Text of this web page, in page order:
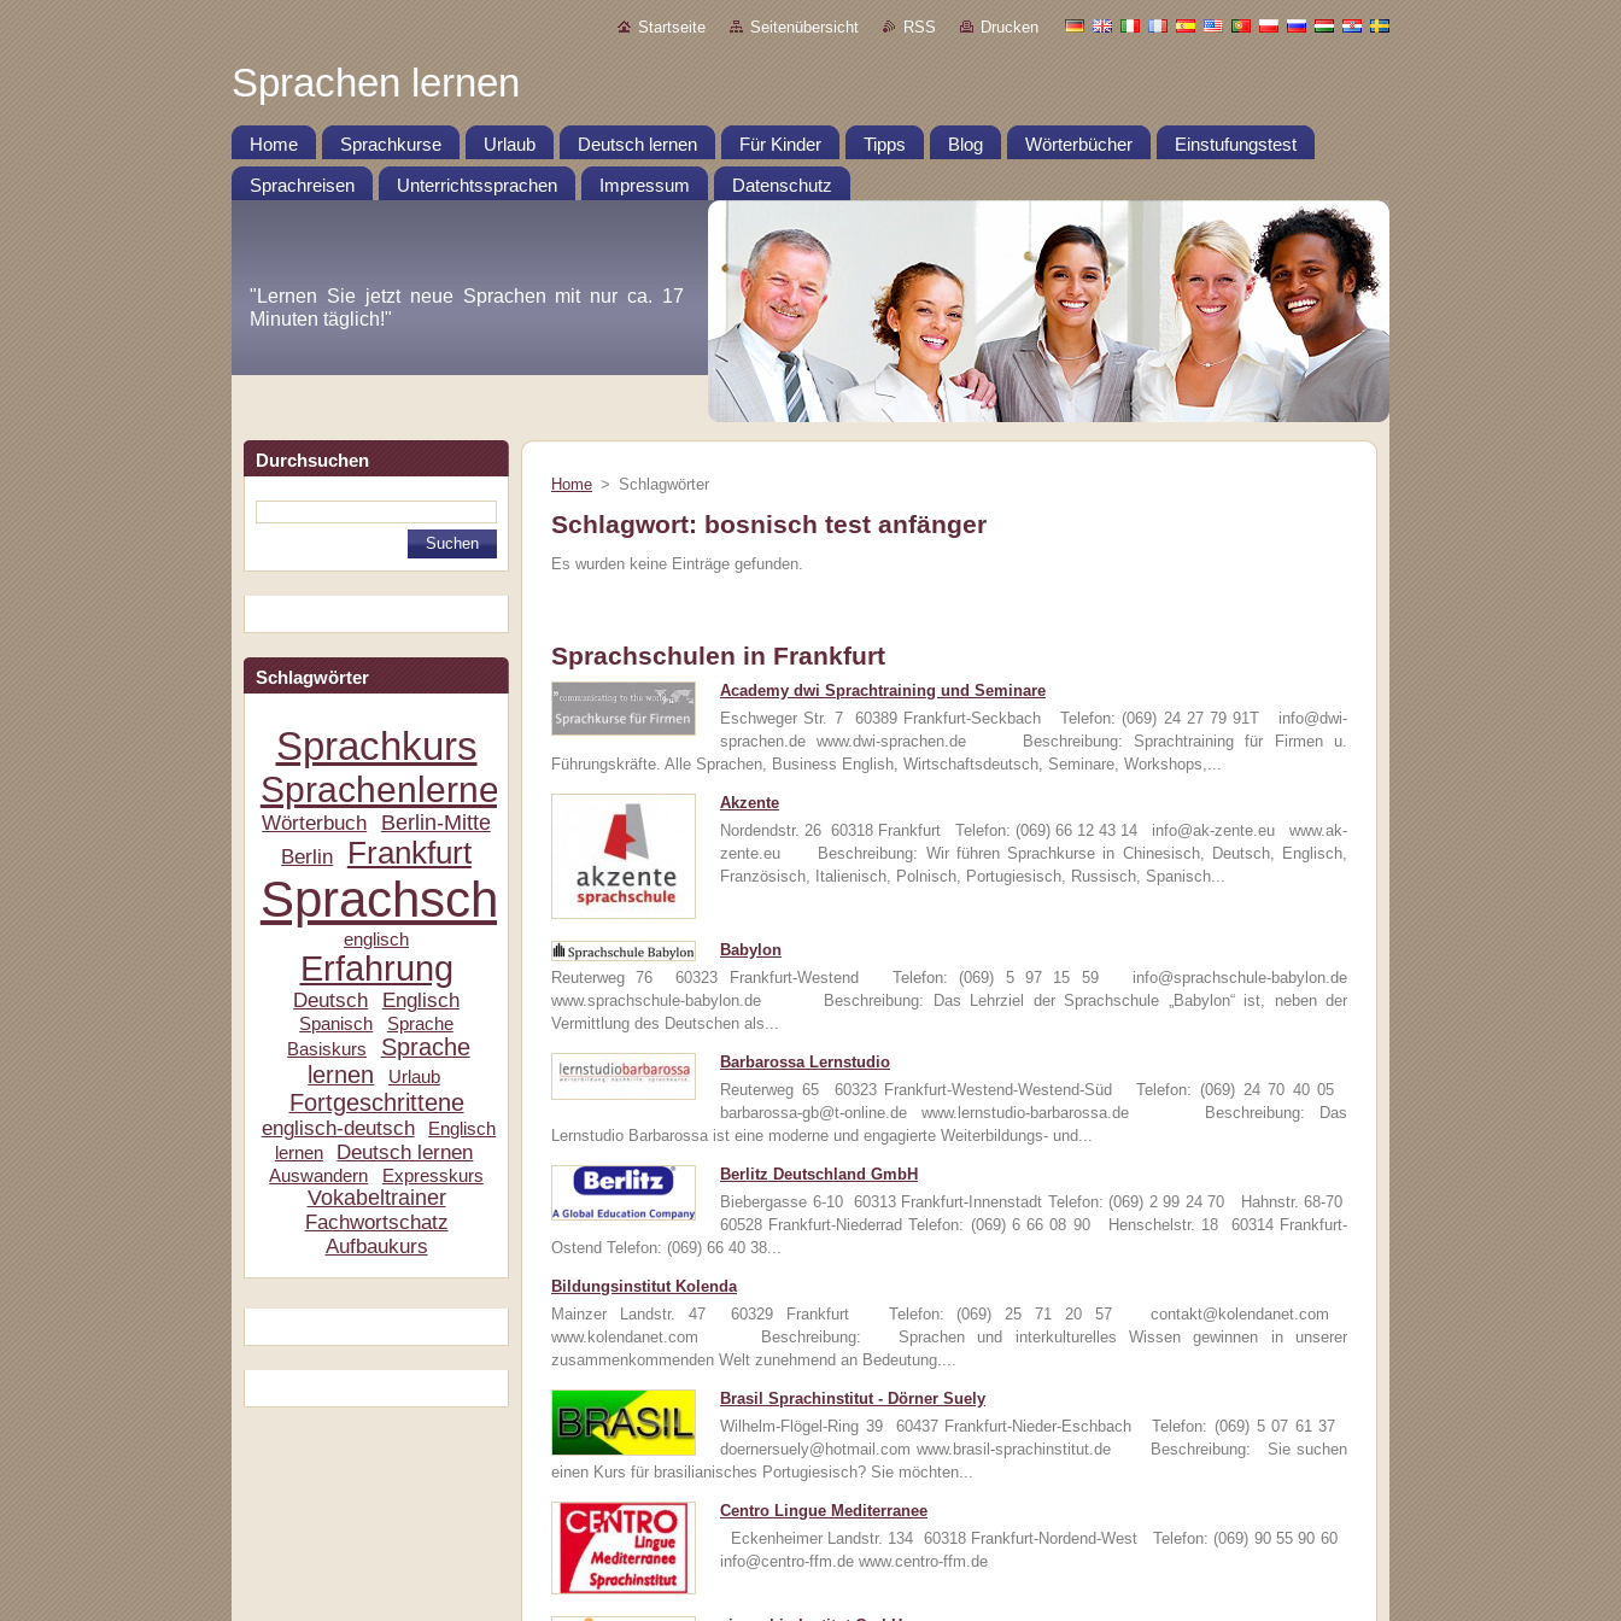
Startseite Seitenübersicht RSS Drucken
Sprachen lernen
Home Sprachkurse Urlaub Deutsch lernen Für Kinder Tipps Blog Wörterbücher Einstufungstest
Sprachreisen Unterrichtssprachen Impressum Datenschutz
"Lernen Sie jetzt neue Sprachen mit nur ca. 17
Minuten täglich!"
Durchsuchen
Schlagwörter
Sprachkurs
Sprachenlernen24
Wörterbuch Berlin-Mitte
Berlin Frankfurt
Sprachschule
englisch
Erfahrung
Deutsch Englisch
Spanisch
Sprache
Basiskurs
Sprache
lernen
Urlaub
Fortgeschrittene
englisch-deutsch
Englisch
lernen
Deutsch lernen
Auswandern Expresskurs
Vokabeltrainer
Fachwortschatz
Aufbaukurs
Home > Schlagwörter
Schlagwort: bosnisch test anfänger
Es wurden keine Einträge gefunden.
Sprachschulen in Frankfurt
Academy dwi Sprachtraining und Seminare
Eschweger Str. 7 60389 Frankfurt-Seckbach Telefon: (069) 24 27 79 91T info@dwi-
sprachen.de www.dwi-sprachen.de Beschreibung: Sprachtraining für Firmen u.
Führungskräfte. Alle Sprachen, Business English, Wirtschaftsdeutsch, Seminare, Workshops,...
Akzente
Nordendstr. 26 60318 Frankfurt Telefon: (069) 66 12 43 14 info@ak-zente.eu www.ak-
zente.eu Beschreibung: Wir führen Sprachkurse in Chinesisch, Deutsch, Englisch,
Französisch, Italienisch, Polnisch, Portugiesisch, Russisch, Spanisch...
Babylon
Reuterweg 76 60323 Frankfurt-Westend Telefon: (069) 5 97 15 59 info@sprachschule-babylon.de
www.sprachschule-babylon.de Beschreibung: Das Lehrziel der Sprachschule „Babylon“ ist, neben der
Vermittlung des Deutschen als...
Barbarossa Lernstudio
Reuterweg 65 60323 Frankfurt-Westend-Westend-Süd Telefon: (069) 24 70 40 05
barbarossa-gb@t-online.de www.lernstudio-barbarossa.de Beschreibung: Das
Lernstudio Barbarossa ist eine moderne und engagierte Weiterbildungs- und...
Berlitz Deutschland GmbH
Biebergasse 6-10 60313 Frankfurt-Innenstadt Telefon: (069) 2 99 24 70 Hahnstr. 68-70
60528 Frankfurt-Niederrad Telefon: (069) 6 66 08 90 Henschelstr. 18 60314 Frankfurt-
Ostend Telefon: (069) 66 40 38...
Bildungsinstitut Kolenda
Mainzer Landstr. 47 60329 Frankfurt Telefon: (069) 25 71 20 57 contakt@kolendanet.com
www.kolendanet.com Beschreibung: Sprachen und interkulturelles Wissen gewinnen in unserer
zusammenkommenden Welt zunehmend an Bedeutung....
Brasil Sprachinstitut - Dörner Suely
Wilhelm-Flögel-Ring 39 60437 Frankfurt-Nieder-Eschbach Telefon: (069) 5 07 61 37
doernersuely@hotmail.com www.brasil-sprachinstitut.de Beschreibung: Sie suchen
einen Kurs für brasilianisches Portugiesisch? Sie möchten...
Centro Lingue Mediterranee
Eckenheimer Landstr. 134 60318 Frankfurt-Nordend-West Telefon: (069) 90 55 90 60
info@centro-ffm.de www.centro-ffm.de